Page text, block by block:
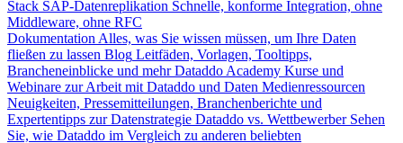
Stack SAP-Datenreplikation Schnelle, konforme Integration, ohne
Middleware, ohne RFC
Dokumentation Alles, was Sie wissen müssen, um Ihre Daten
fließen zu lassen Blog Leitfäden, Vorlagen, Tooltipps,
Brancheneinblicke und mehr Dataddo Academy Kurse und
Webinare zur Arbeit mit Dataddo und Daten Medienressourcen
Neuigkeiten, Pressemitteilungen, Branchenberichte und
Expertentipps zur Datenstrategie Dataddo vs. Wettbewerber Sehen
Sie, wie Dataddo im Vergleich zu anderen beliebten